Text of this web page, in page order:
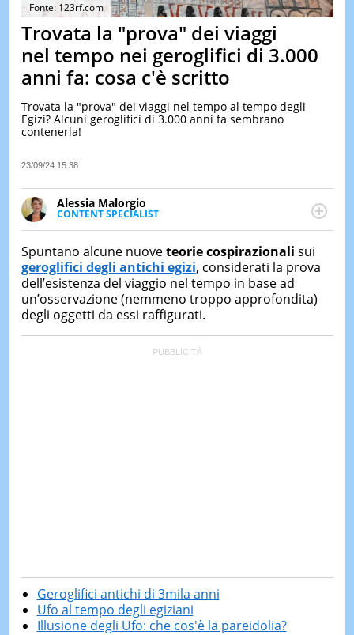
&
TEST
DI
IERI
Fonte: 123rf.com
Trovata la "prova" dei viaggi
nel tempo nei geroglifici di 3.000
anni fa: cosa c'è scritto
Trovata la "prova" dei viaggi nel tempo al tempo degli
Egizi? Alcuni geroglifici di 3.000 anni fa sembrano
contenerla!
23/09/24 15:38
Alessia Malorgio
CONTENT SPECIALIST
Ha conseguito un Master in Marketing Management
occupa della creazione di contenuti in ottica SEO e
dello sviluppo di strategie marketing attraverso
canali digitali.
Spuntano alcune nuoveteorie cospirazionali sui
geroglifici degli antichi egizi, considerati la prova
dell’esistenza del viaggio nel tempo in base ad
un’osservazione (nemmeno troppo approfondita)
degli oggetti da essi raffigurati.
Geroglifici antichi di 3mila anni
Ufo al tempo degli egiziani
Illusione degli Ufo: che cos'è la pareidolia?